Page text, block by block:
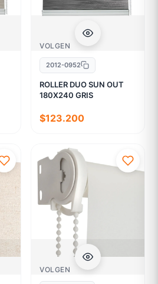
VOLGEN
2012-0952
ROLLER DUO SUN OUT
180X240 GRIS
$123.200
VOLGEN